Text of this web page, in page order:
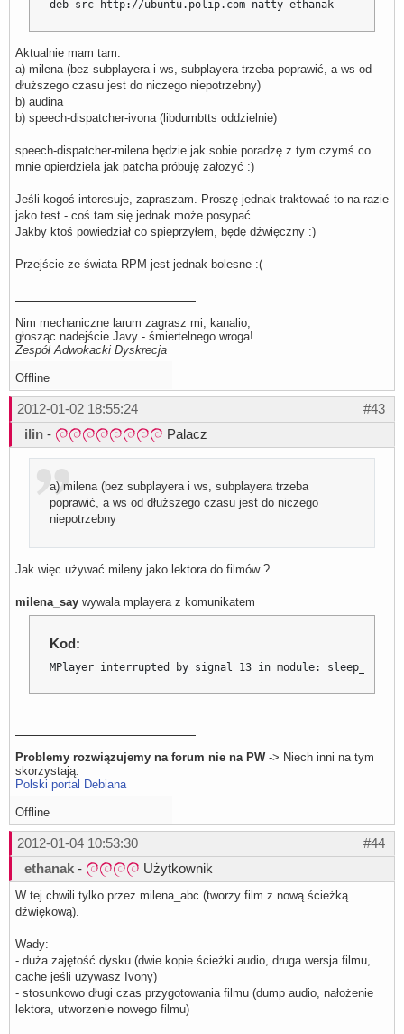
deb-src http://ubuntu.polip.com natty ethanak
Aktualnie mam tam:
a) milena (bez subplayera i ws, subplayera trzeba poprawić, a ws od
dłuższego czasu jest do niczego niepotrzebny)
b) audina
b) speech-dispatcher-ivona (libdumbtts oddzielnie)
speech-dispatcher-milena będzie jak sobie poradzę z tym czymś co
mnie opierdziela jak patcha próbuję założyć :)
Jeśli kogoś interesuje, zapraszam. Proszę jednak traktować to na razie
jako test - coś tam się jednak może posypać.
Jakby ktoś powiedział co spieprzyłem, będę dźwięczny :)
Przejście ze świata RPM jest jednak bolesne :(
Nim mechaniczne larum zagrasz mi, kanalio,
głosząc nadejście Javy - śmiertelnego wroga!
Zespół Adwokacki Dyskrecja
Offline
#43
2012-01-02 18:55:24
ilin - Palacz
a) milena (bez subplayera i ws, subplayera trzeba
poprawić, a ws od dłuższego czasu jest do niczego
niepotrzebny
Jak więc używać mileny jako lektora do filmów ?
milena_say wywala mplayera z komunikatem
Kod:
MPlayer interrupted by signal 13 in module: sleep_timer
Problemy rozwiązujemy na forum nie na PW-> Niech inni na tym
skorzystają.
Polski portal Debiana
Offline
#44
2012-01-04 10:53:30
ethanak - Użytkownik
W tej chwili tylko przez milena_abc (tworzy film z nową ścieżką
dźwiękową).
Wady:
- duża zajętość dysku (dwie kopie ścieżki audio, druga wersja filmu,
cache jeśli używasz Ivony)
- stosunkowo długi czas przygotowania filmu (dump audio, nałożenie
lektora, utworzenie nowego filmu)